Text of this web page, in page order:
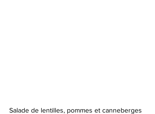
Salade de lentilles, pommes et canneberges